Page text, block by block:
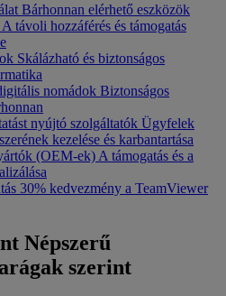
Bárhonnan elérhető eszközök
A távoli hozzáférés és támogatás
Skálázható és biztonságos
nomádok Biztonságos
nyújtó szolgáltatók Ügyfelek
kezelése és karbantartása
(OEM-ek) A támogatás és a
30% kedvezmény a TeamViewer
Népszerű
szerint